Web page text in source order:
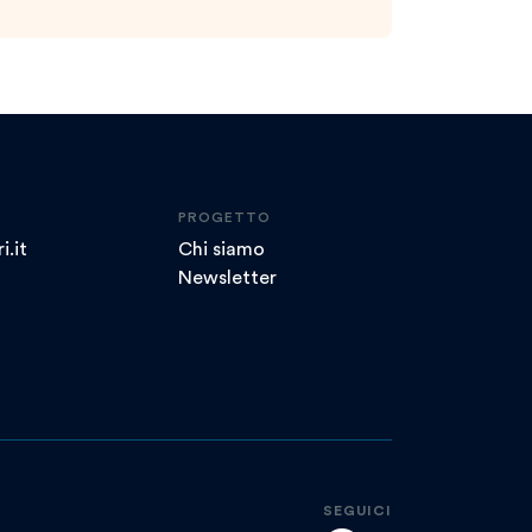
PROGETTO
Chi siamo
Newsletter
SEGUICI